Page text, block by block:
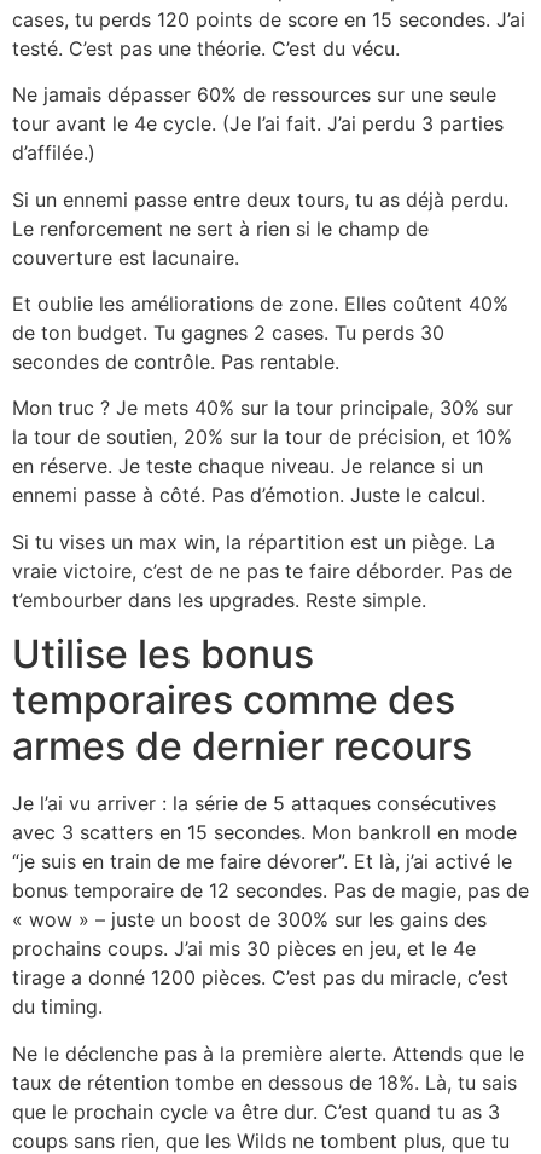
cases, tu perds 120 points de score en 15 secondes. J’ai
testé. C’est pas une théorie. C’est du vécu.
Ne jamais dépasser 60% de ressources sur une seule
tour avant le 4e cycle. (Je l’ai fait. J’ai perdu 3 parties
d’affilée.)
Si un ennemi passe entre deux tours, tu as déjà perdu.
Le renforcement ne sert à rien si le champ de
couverture est lacunaire.
Et oublie les améliorations de zone. Elles coûtent 40%
de ton budget. Tu gagnes 2 cases. Tu perds 30
secondes de contrôle. Pas rentable.
Mon truc ? Je mets 40% sur la tour principale, 30% sur
la tour de soutien, 20% sur la tour de précision, et 10%
en réserve. Je teste chaque niveau. Je relance si un
ennemi passe à côté. Pas d’émotion. Juste le calcul.
Si tu vises un max win, la répartition est un piège. La
vraie victoire, c’est de ne pas te faire déborder. Pas de
t’embourber dans les upgrades. Reste simple.
Utilise les bonus
temporaires comme des
armes de dernier recours
Je l’ai vu arriver : la série de 5 attaques consécutives
avec 3 scatters en 15 secondes. Mon bankroll en mode
“je suis en train de me faire dévorer”. Et là, j’ai activé le
bonus temporaire de 12 secondes. Pas de magie, pas de
« wow » – juste un boost de 300% sur les gains des
prochains coups. J’ai mis 30 pièces en jeu, et le 4e
tirage a donné 1200 pièces. C’est pas du miracle, c’est
du timing.
Ne le déclenche pas à la première alerte. Attends que le
taux de rétention tombe en dessous de 18%. Là, tu sais
que le prochain cycle va être dur. C’est quand tu as 3
coups sans rien, que les Wilds ne tombent plus, que tu